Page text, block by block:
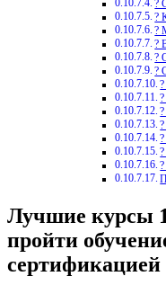
?
?
?
?
?
?
Лучшие курсы
пройти
сертификацией